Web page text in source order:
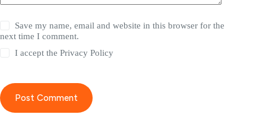
Save my name, email and website in this browser for the
next time I comment.
I accept thePrivacy Policy
Post Comment